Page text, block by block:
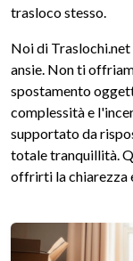
trasloco stesso.
Noi di
ansie. Non ti
spostamento
complessità e
supportato da
totale tranquillità.
offrirti la chiarezza